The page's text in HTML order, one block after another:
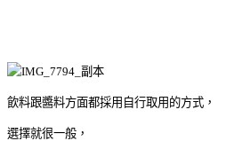
飲料跟醬料方面都採用自行取用的方式，
選擇就很一般，